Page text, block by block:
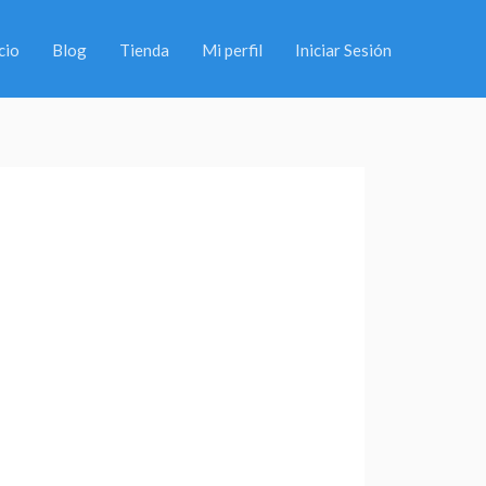
Blog Tienda Mi perfil Iniciar Sesión